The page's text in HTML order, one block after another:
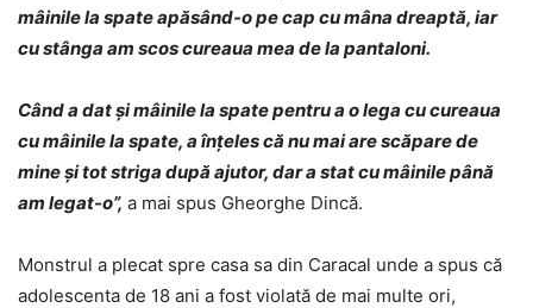
mâinile la spate apăsând-o pe cap cu mâna dreaptă, iar
cu stânga am scos cureaua mea de la pantaloni.
Când a dat și mâinile la spate pentru a o lega cu cureaua
cu mâinile la spate, a înțeles că nu mai are scăpare de
mine și tot striga după ajutor, dar a stat cu mâinile până
am legat-o”, a mai spus Gheorghe Dincă.
Monstrul a plecat spre casa sa din Caracal unde a spus că
adolescenta de 18 ani a fost violată de mai multe ori,